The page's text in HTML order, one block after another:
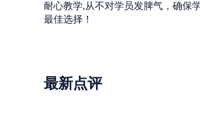
耐心教学,从不对学员发脾气，确保
最佳选择！
最新点评